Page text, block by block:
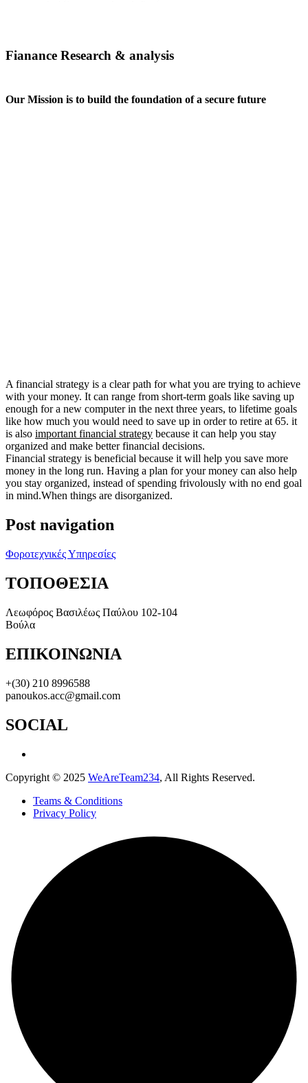
Fianance Research & analysis
Our Mission is to build the foundation of a secure future
A financial strategy is a clear path for what you are trying to achieve
with your money. It can range from short-term goals like saving up
enough for a new computer in the next three years, to lifetime goals
like how much you would need to save up in order to retire at 65. it
is also important financial strategy because it can help you stay
organized and make better financial decisions.
Financial strategy is beneficial because it will help you save more
money in the long run. Having a plan for your money can also help
you stay organized, instead of spending frivolously with no end goal
in mind.When things are disorganized.
Post navigation
Φοροτεχνικές Υπηρεσίες
ΤΟΠΟΘΕΣΙΑ
Λεωφόρος Βασιλέως Παύλου 102-104
Βούλα
ΕΠΙΚΟΙΝΩΝΙΑ
+(30) 210 8996588
panoukos.acc@gmail.com
SOCIAL
Copyright © 2025 WeAreTeam234, All Rights Reserved.
Teams & Conditions
Privacy Policy